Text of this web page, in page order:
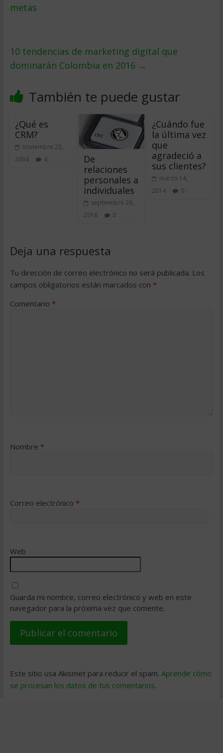
metas
10 tendencias de marketing digital que
dominarán Colombia en 2016 →
También te puede gustar
¿Qué es
CRM?
noviembre 23,
2004
4
De
relaciones
personales a
individuales
septiembre 26,
2018
0
¿Cuándo fue
la última vez
que
agradeció a
sus clientes?
marzo 14,
2014
0
Deja una respuesta
Tu dirección de correo electrónico no será publicada. Los
campos obligatorios están marcados con *
Comentario *
Nombre *
Correo electrónico *
Web
Guarda mi nombre, correo electrónico y web en este
navegador para la próxima vez que comente.
Este sitio usa Akismet para reducir el spam. Aprende cómo
se procesan los datos de tus comentarios.